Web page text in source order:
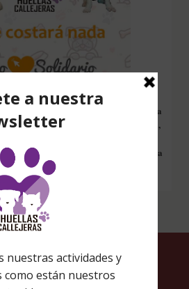
Solidario en todos tus dispositivos y cada
búsqueda en internet desde esa página,
será solidaria sin ningún coste extra
para ti.